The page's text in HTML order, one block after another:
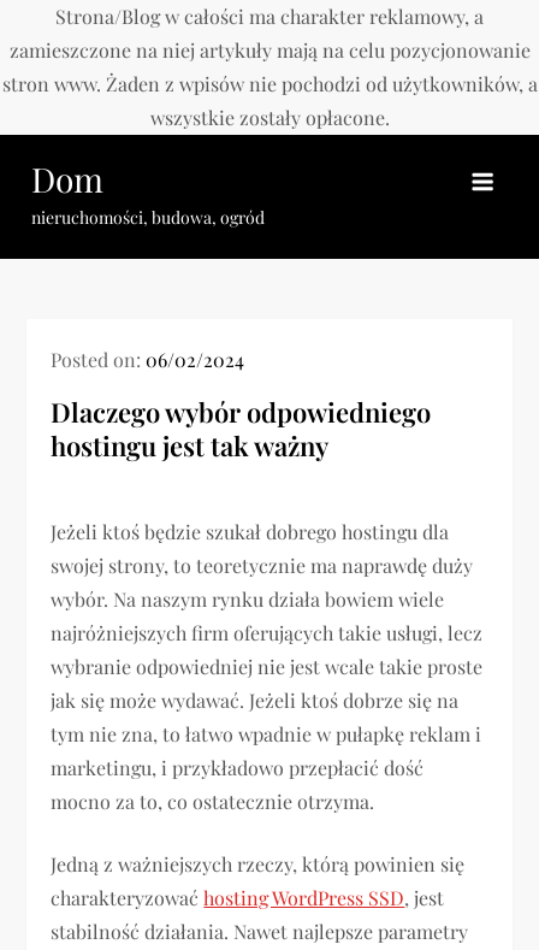
Strona/Blog w całości ma charakter reklamowy, a
zamieszczone na niej artykuły mają na celu pozycjonowanie
stron www. Żaden z wpisów nie pochodzi od użytkowników, a
wszystkie zostały opłacone.
content
Dom
nieruchomości, budowa, ogród
Posted on:06/02/2024
Dlaczego wybór odpowiedniego
hostingu jest tak ważny
Jeżeli ktoś będzie szukał dobrego hostingu dla
swojej strony, to teoretycznie ma naprawdę duży
wybór. Na naszym rynku działa bowiem wiele
najróżniejszych firm oferujących takie usługi, lecz
wybranie odpowiedniej nie jest wcale takie proste
jak się może wydawać. Jeżeli ktoś dobrze się na
tym nie zna, to łatwo wpadnie w pułapkę reklam i
marketingu, i przykładowo przepłacić dość
mocno za to, co ostatecznie otrzyma.
Jedną z ważniejszych rzeczy, którą powinien się
charakteryzowaćhosting WordPress SSD, jest
stabilność działania. Nawet najlepsze parametry